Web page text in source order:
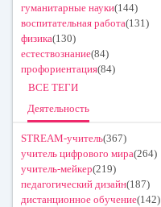
гуманитарные науки(144)
воспитательная работа(131)
физика(130)
естествознание(84)
профориентация(84)
ВСЕ ТЕГИ
Деятельность
STREAM-учитель(367)
учитель цифрового мира(264)
учитель-мейкер(219)
педагогический дизайн(187)
дистанционное обучение(142)